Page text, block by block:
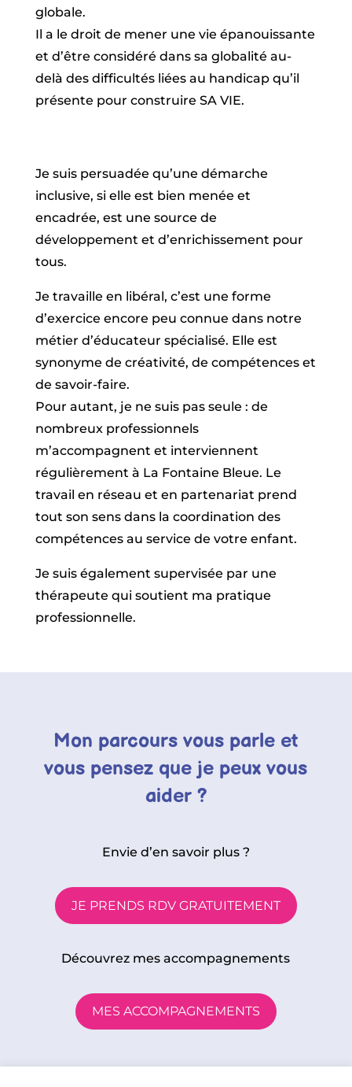
globale.
Il a le droit de mener une vie épanouissante
et d’être considéré dans sa globalité au-
delà des difficultés liées au handicap qu’il
présente pour construire SA VIE.
Je suis persuadée qu’une démarche
inclusive, si elle est bien menée et
encadrée, est une source de
développement et d’enrichissement pour
tous.
Je travaille en libéral, c’est une forme
d’exercice encore peu connue dans notre
métier d’éducateur spécialisé. Elle est
synonyme de créativité, de compétences et
de savoir-faire.
Pour autant, je ne suis pas seule : de
nombreux professionnels
m’accompagnent et interviennent
régulièrement à La Fontaine Bleue. Le
travail en réseau et en partenariat prend
tout son sens dans la coordination des
compétences au service de votre enfant.
Je suis également supervisée par une
thérapeute qui soutient ma pratique
professionnelle.
Mon parcours vous parle et
vous pensez que je peux vous
aider ?
Envie d’en savoir plus ?
JE PRENDS RDV GRATUITEMENT
Découvrez mes accompagnements
MES ACCOMPAGNEMENTS